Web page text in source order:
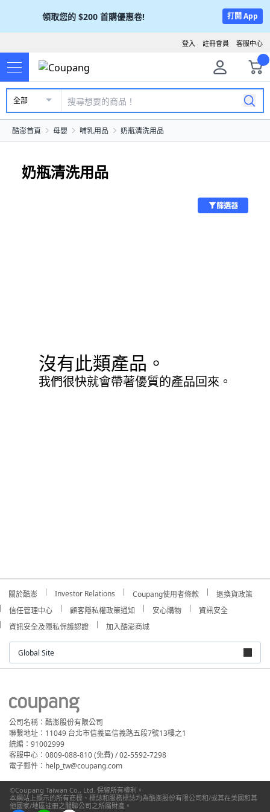
領取您的 $200 首購優惠卷! 打開 App
客服中心
註冊會員
登入
全部
酷澎首頁 母嬰 哺乳用品 奶瓶清洗用品
奶瓶清洗用品
篩選器
沒有此類產品。
我們很快就會帶著優質的產品回來。
關於酷澎 Investor Relations Coupang使用者條款
退換貨政策
信任管理中心
顧客隱私權政策通知 安心購物
資訊安全
資訊安全及隱私保護認證
加入酷澎商城
Global Site
公司名稱：酷澎股份有限公司
聯繫地址：11049 台北市信義區信義路五段7號13樓之1
統編：91002999
客服中心：0809-088-810 (免費) / 02-5592-7298
電子郵件：help_tw@coupang.com
©Coupang Taiwan Co., Ltd. 保留所有權利。
本網站上顯示的所有商標、標誌和服務標誌均為酷澎股份有限公司和/或其在美國和其
他國家/地區註冊之關聯公司之所屬財產。